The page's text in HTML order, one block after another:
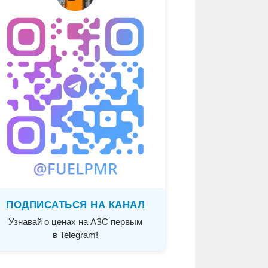
ПОДПИСАТЬСЯ НА КАНАЛ
Узнавай о ценах на АЗС первым
в Telegram!